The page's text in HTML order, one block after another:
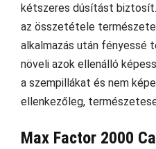
kétszeres dúsítást biztosít.
az összetétele
alkalmazás után fényessé
növeli azok ellenálló
a szempillákat és nem
ellenkezőleg,
Max Factor 2000